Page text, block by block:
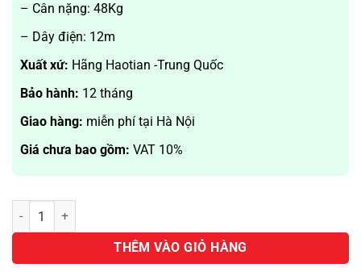
– Cân nặng: 48Kg
– Dây điện: 12m
Xuất xứ: Hãng Haotian -Trung Quốc
Bảo hành: 12 tháng
Giao hàng: miễn phí tại Hà Nội
Giá chưa bao gồm: VAT 10%
Máy chà sàn Haotian HT-002 hãng HAOTIAN số lượng
THÊM VÀO GIỎ HÀNG